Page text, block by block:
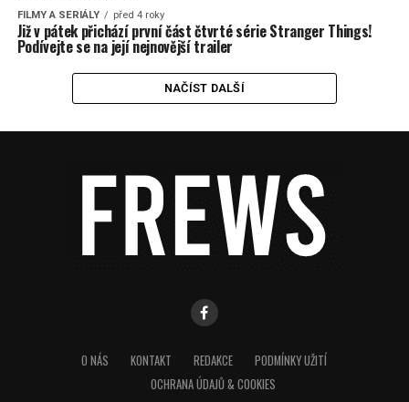
FILMY A SERIÁLY před 4 roky
Již v pátek přichází první část čtvrté série Stranger Things!
Podívejte se na její nejnovější trailer
NAČÍST DALŠÍ
O NÁS KONTAKT REDAKCE
PODMÍNKY UŽITÍ
OCHRANA ÚDAJŮ & COOKIES